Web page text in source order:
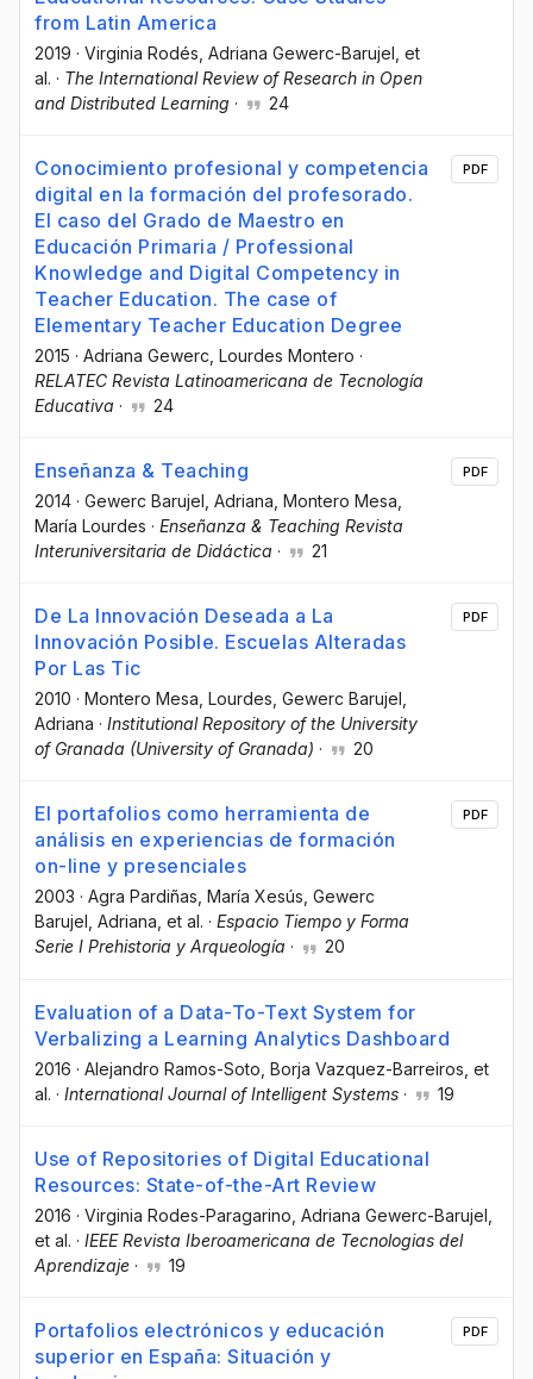
from Latin America
2019 · Virginia Rodés , Adriana Gewerc-Barujel , et
al. · The International Review of Research in Open
and Distributed Learning · 24
Conocimiento profesional y competencia
digital en la formación del profesorado.
El caso del Grado de Maestro en
Educación Primaria / Professional
Knowledge and Digital Competency in
Teacher Education. The case of
Elementary Teacher Education Degree
2015 · Adriana Gewerc , Lourdes Montero ·
RELATEC Revista Latinoamericana de Tecnología
Educativa · 24
PDF
Enseñanza & Teaching
2014 · Gewerc Barujel, Adriana , Montero Mesa,
María Lourdes · Enseñanza & Teaching Revista
Interuniversitaria de Didáctica · 21
PDF
De La Innovación Deseada a La
Innovación Posible. Escuelas Alteradas
Por Las Tic
2010 · Montero Mesa, Lourdes , Gewerc Barujel,
Adriana · Institutional Repository of the University
of Granada (University of Granada) · 20
PDF
El portafolios como herramienta de
análisis en experiencias de formación
on-line y presenciales
2003 · Agra Pardiñas, María Xesús, Gewerc
Barujel, Adriana, et al. · Espacio Tiempo y Forma
Serie I Prehistoria y Arqueología · 20
PDF
Evaluation of a Data-To-Text System for
Verbalizing a Learning Analytics Dashboard
2016 · Alejandro Ramos-Soto , Borja Vazquez-Barreiros , et
al. · International Journal of Intelligent Systems · 19
Use of Repositories of Digital Educational
Resources: State-of-the-Art Review
2016 · Virginia Rodes-Paragarino , Adriana Gewerc-Barujel
et al. · IEEE Revista Iberoamericana de Tecnologias del
Aprendizaje · 19
Portafolios electrónicos y educación
superior en España: Situación y
PDF